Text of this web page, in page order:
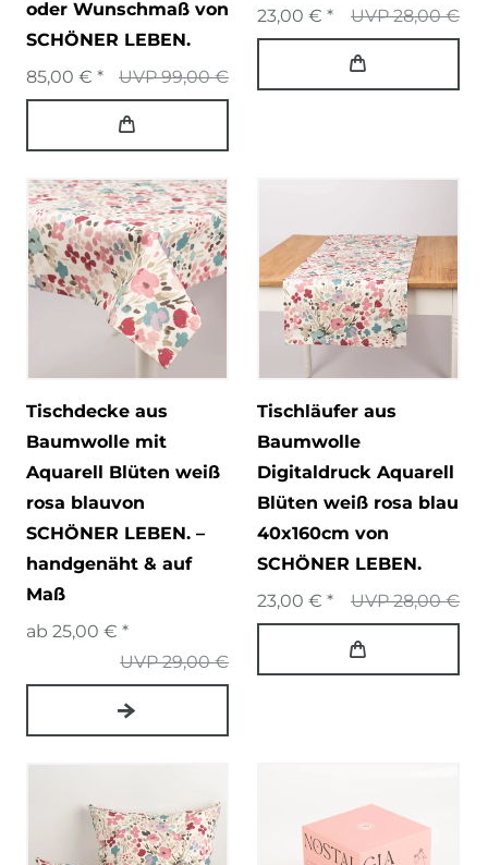
oder Wunschmaß von
SCHÖNER LEBEN.
UVP 99,00 €
85,00 € *
UVP 28,00 €
23,00 € *
Tischdecke aus
Baumwolle mit
Aquarell Blüten weiß
rosa blauvon
SCHÖNER LEBEN. –
handgenäht & auf
Maß
UVP 29,00 €
ab 25,00 € *
Tischläufer aus
Baumwolle
Digitaldruck Aquarell
Blüten weiß rosa blau
40x160cm von
SCHÖNER LEBEN.
UVP 28,00 €
23,00 € *